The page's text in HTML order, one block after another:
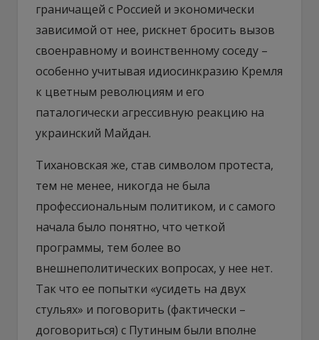
граничащей с Россией и экономически
зависимой от нее, рискнет бросить вызов
своенравному и воинственному соседу –
особенно учитывая идиосинкразию Кремля
к цветным революциям и его
паталогически агрессивную реакцию на
украинский Майдан.
Тихановская же, став символом протеста,
тем не менее, никогда не была
профессиональным политиком, и с самого
начала было понятно, что четкой
программы, тем более во
внешнеполитических вопросах, у нее нет.
Так что ее попытки «усидеть на двух
стульях» и поговорить (фактически –
договориться) с Путиным были вполне